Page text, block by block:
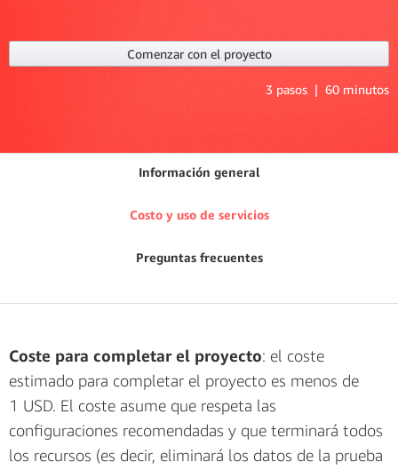
Comenzar con el proyecto
3 pasos | 60 minutos
Información general
Costo y uso de servicios
Preguntas frecuentes
Coste para completar el proyecto: el coste
estimado para completar el proyecto es menos de
1 USD. El coste asume que respeta las
configuraciones recomendadas y que terminará todos
los recursos (es decir, eliminará los datos de la prueba